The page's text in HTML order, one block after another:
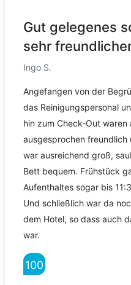
Gut gelegenes
sehr
Ingo S.
Angefangen von der
das Reinigungspersonal
hin zum Check-Out waren
ausgesprochen freundlich
war ausreichend groß,
Bett bequem. Frühstück
Aufenthaltes sogar bis
Und schließlich war da
dem Hotel, so dass auch
war.
100